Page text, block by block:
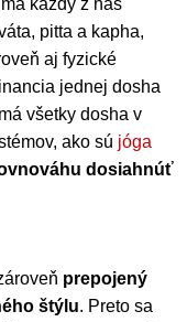
každý z nás
pitta a kapha,
aj fyzické
jednej dosha
všetky dosha v
ako sú jóga
dosiahnúť
prepojený
štýlu. Preto sa